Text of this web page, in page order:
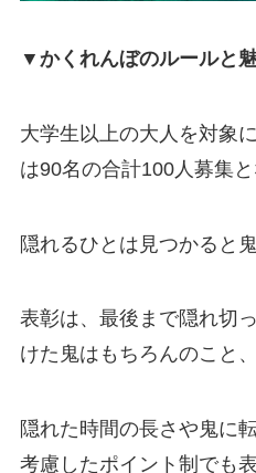
▼かくれんぼのルールと
大学生以上の大人を対象
は90名の合計100人募集と
隠れるひとは見つかると
表彰は、最後まで隠れ切
けた鬼はもちろんのこと、
隠れた時間の長さや鬼に
考慮したポイント制でも